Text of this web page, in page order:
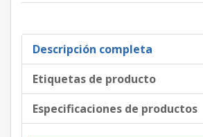
Descripción completa
Etiquetas de producto
Especificaciones de productos